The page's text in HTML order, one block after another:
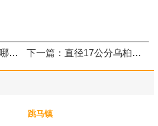
上一篇：求购乌桕树去哪家最好？ 下一篇：直径17公分乌桕树多少钱一棵？
跳马镇